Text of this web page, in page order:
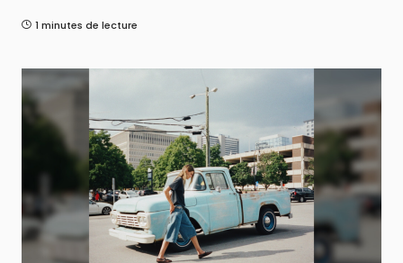
1 minutes de lecture